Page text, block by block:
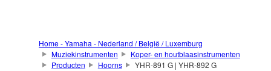
Home - Yamaha - Nederland / België / Luxemburg
Muziekinstrumenten
Koper- en houtblaasinstrumenten
Producten
Hoorns YHR-891 G | YHR-892 G